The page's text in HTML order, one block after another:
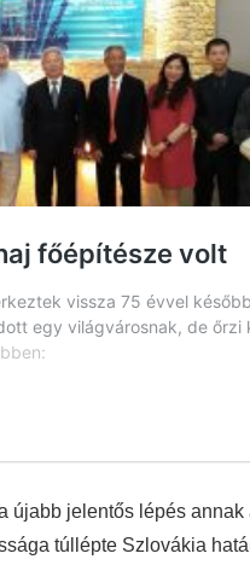
újabb jelentős lépés
túllépte Szlovákia